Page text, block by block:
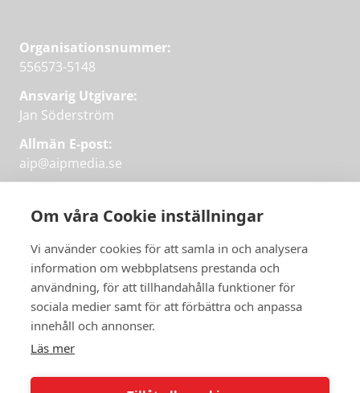
Om våra Cookie inställningar
Vi använder cookies för att samla in och analysera
information om webbplatsens prestanda och
användning, för att tillhandahålla funktioner för
sociala medier samt för att förbättra och anpassa
innehåll och annonser.
Läs mer
Få veckans bästa
artiklar i mejlen
varje vecka om våra mest intressanta
Organisationsnummer:
556573-5148
Ansvarig Utgivare:
Jan Söderström
Allmän E-post:
aip@aipmedia.se
aip@flowyinfo.seeller 08-1210 60 40.
Instagram
LinkedIn
Twitter
Facebook
Få veckans bästa
artiklar på mejlen
PRENUMERERA